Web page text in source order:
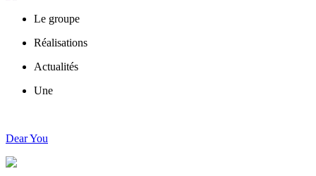
Le groupe
Réalisations
Actualités
Une
Dear You